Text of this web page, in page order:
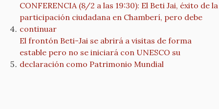
CONFERENCIA (8/2 a las 19:30): El Beti Jai, éxito de la
participación ciudadana en Chamberí, pero debe
continuar
El frontón Beti-Jai se abrirá a visitas de forma
estable pero no se iniciará con UNESCO su
declaración como Patrimonio Mundial